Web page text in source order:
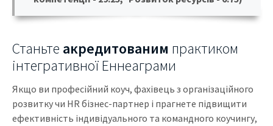
Станьте акредитованим практиком
інтегративної Еннеаграми
Якщо ви професійний коуч, фахівець з організаційного
розвитку чи HR бізнес-партнер і прагнете підвищити
ефективність індивідуального та командного коучингу,